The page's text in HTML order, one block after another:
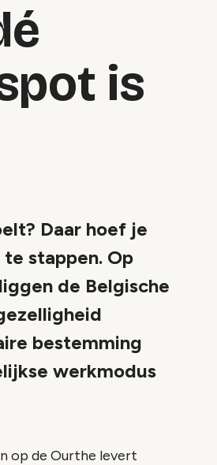
is
Daar hoef je
stappen. Op
de Belgische
bestemming
werkmodus
op de Ourthe levert